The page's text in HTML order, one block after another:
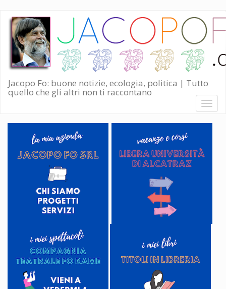
Salta
contenuto
principale
Jacopo Fo: buone notizie, ecologia, politica | Tutto
quello che gli altri non ti raccontano
Toggle